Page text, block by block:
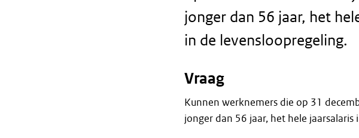
jonger dan 56 jaar, het
in de levensloopregeling.
Vraag
Kunnen werknemers die op 31
jonger dan 56 jaar, het hele